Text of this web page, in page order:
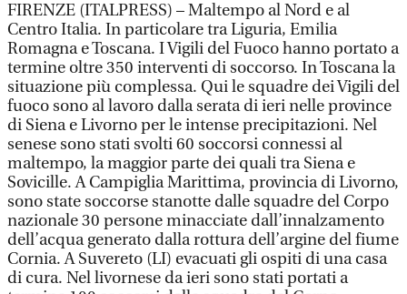
FIRENZE (ITALPRESS) – Maltempo al Nord e al
Centro Italia. In particolare tra Liguria, Emilia
Romagna e Toscana. I Vigili del Fuoco hanno portato a
termine oltre 350 interventi di soccorso. In Toscana la
situazione più complessa. Qui le squadre dei Vigili del
fuoco sono al lavoro dalla serata di ieri nelle province
di Siena e Livorno per le intense precipitazioni. Nel
senese sono stati svolti 60 soccorsi connessi al
maltempo, la maggior parte dei quali tra Siena e
Sovicille. A Campiglia Marittima, provincia di Livorno,
sono state soccorse stanotte dalle squadre del Corpo
nazionale 30 persone minacciate dall’innalzamento
dell’acqua generato dalla rottura dell’argine del fiume
Cornia. A Suvereto (LI) evacuati gli ospiti di una casa
di cura. Nel livornese da ieri sono stati portati a